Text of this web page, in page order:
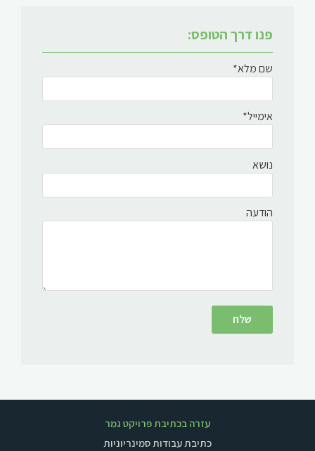
פנו דרך הטופס:
שם מלא*
אימייל*
נושא
הודעה
עזרה בכתיבת פרויקט גמר
כתיבת עבודות סמינריוניות